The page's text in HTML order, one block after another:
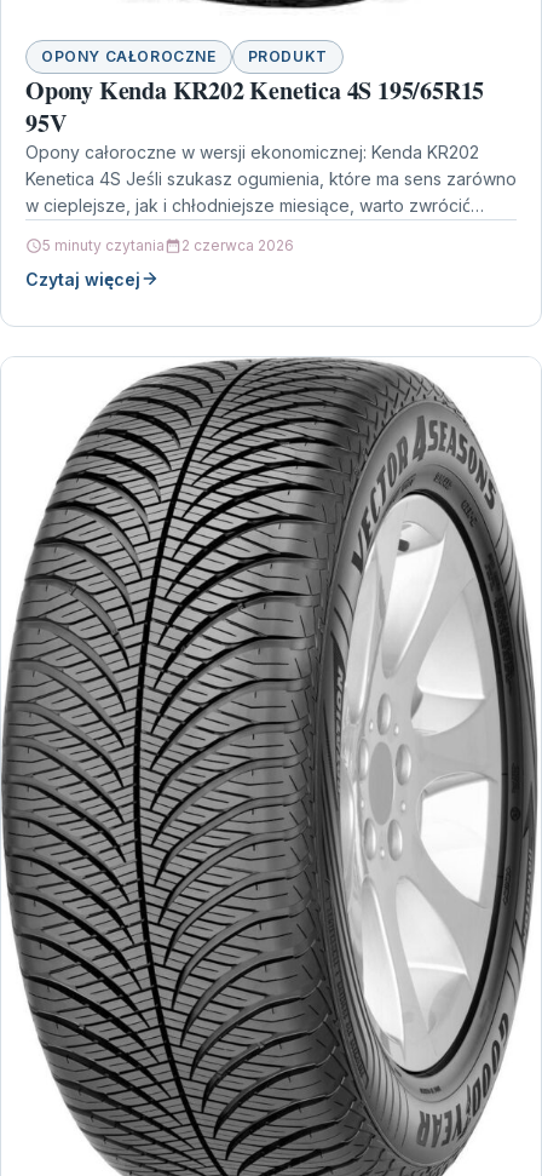
OPONY CAŁOROCZNE PRODUKT
Opony Kenda KR202 Kenetica 4S 195/65R15
95V
Opony całoroczne w wersji ekonomicznej: Kenda KR202
Kenetica 4S Jeśli szukasz ogumienia, które ma sens zarówno
w cieplejsze, jak i chłodniejsze miesiące, warto zwrócić…
5 minuty czytania 2 czerwca 2026
Czytaj więcej